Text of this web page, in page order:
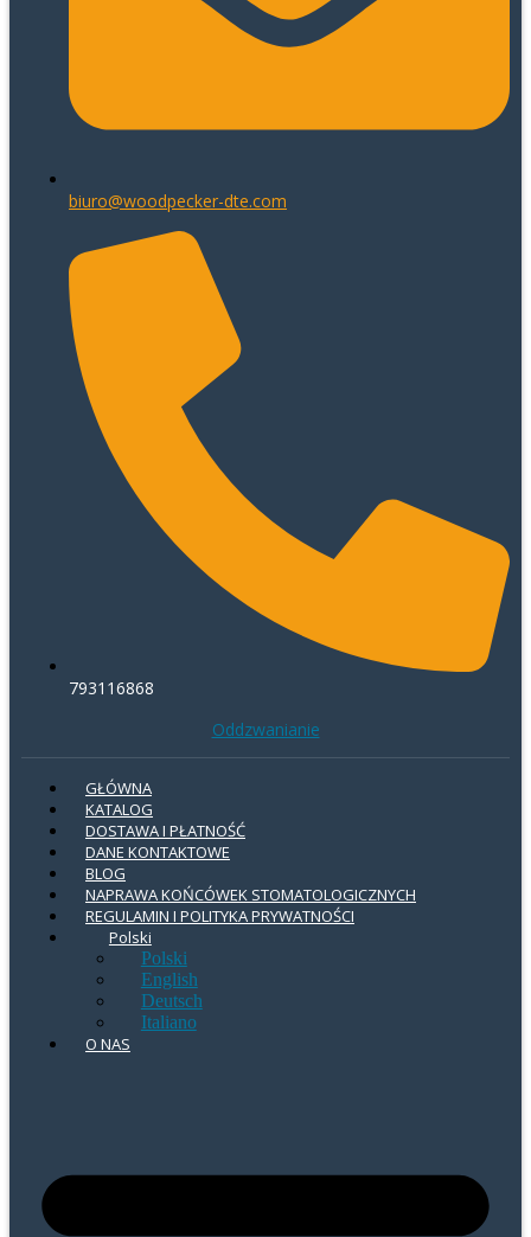
biuro@woodpecker-dte.com
793116868
Oddzwanianie
GŁÓWNA
KATALOG
DOSTAWA I PŁATNOŚĆ
DANE KONTAKTOWE
BLOG
NAPRAWA KOŃCÓWEK STOMATOLOGICZNYCH
REGULAMIN I POLITYKA PRYWATNOŚCI
Polski
Polski
English
Deutsch
Italiano
O NAS